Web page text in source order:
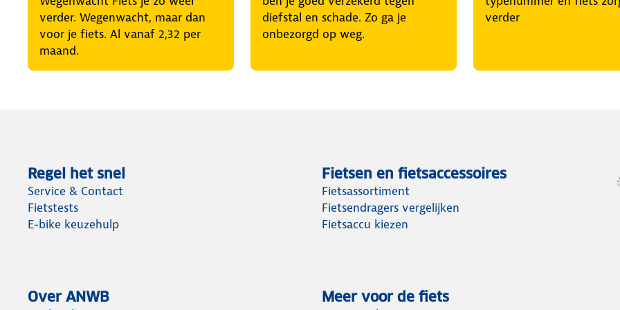
verder. Wegenwacht, maar dan
voor je fiets. Al vanaf 2,32 per
maand.
diefstal en schade. Zo ga je
onbezorgd op weg.
verder
Regel het snel
Service & Contact
Fietstests
E-bike keuzehulp
Fietsen en fietsaccessoires
Fietsassortiment
Fietsendragers vergelijken
Fietsaccu kiezen
Over ANWB Meer voor de fiets